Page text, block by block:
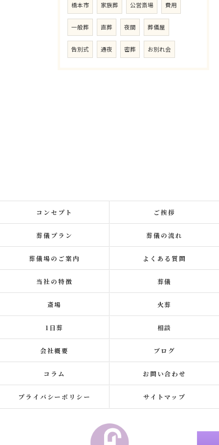
橋本市 家族葬 公営斎場 費用
一般葬 直葬 夜間 葬儀屋
告別式 通夜 密葬 お別れ会
コンセプト ご挨拶
葬儀プラン 葬儀の流れ
葬儀場のご案内 よくある質問
当社の特徴 葬儀
斎場 火葬
1日葬 相談
会社概要 ブログ
コラム お問い合わせ
プライバシーポリシー サイトマップ